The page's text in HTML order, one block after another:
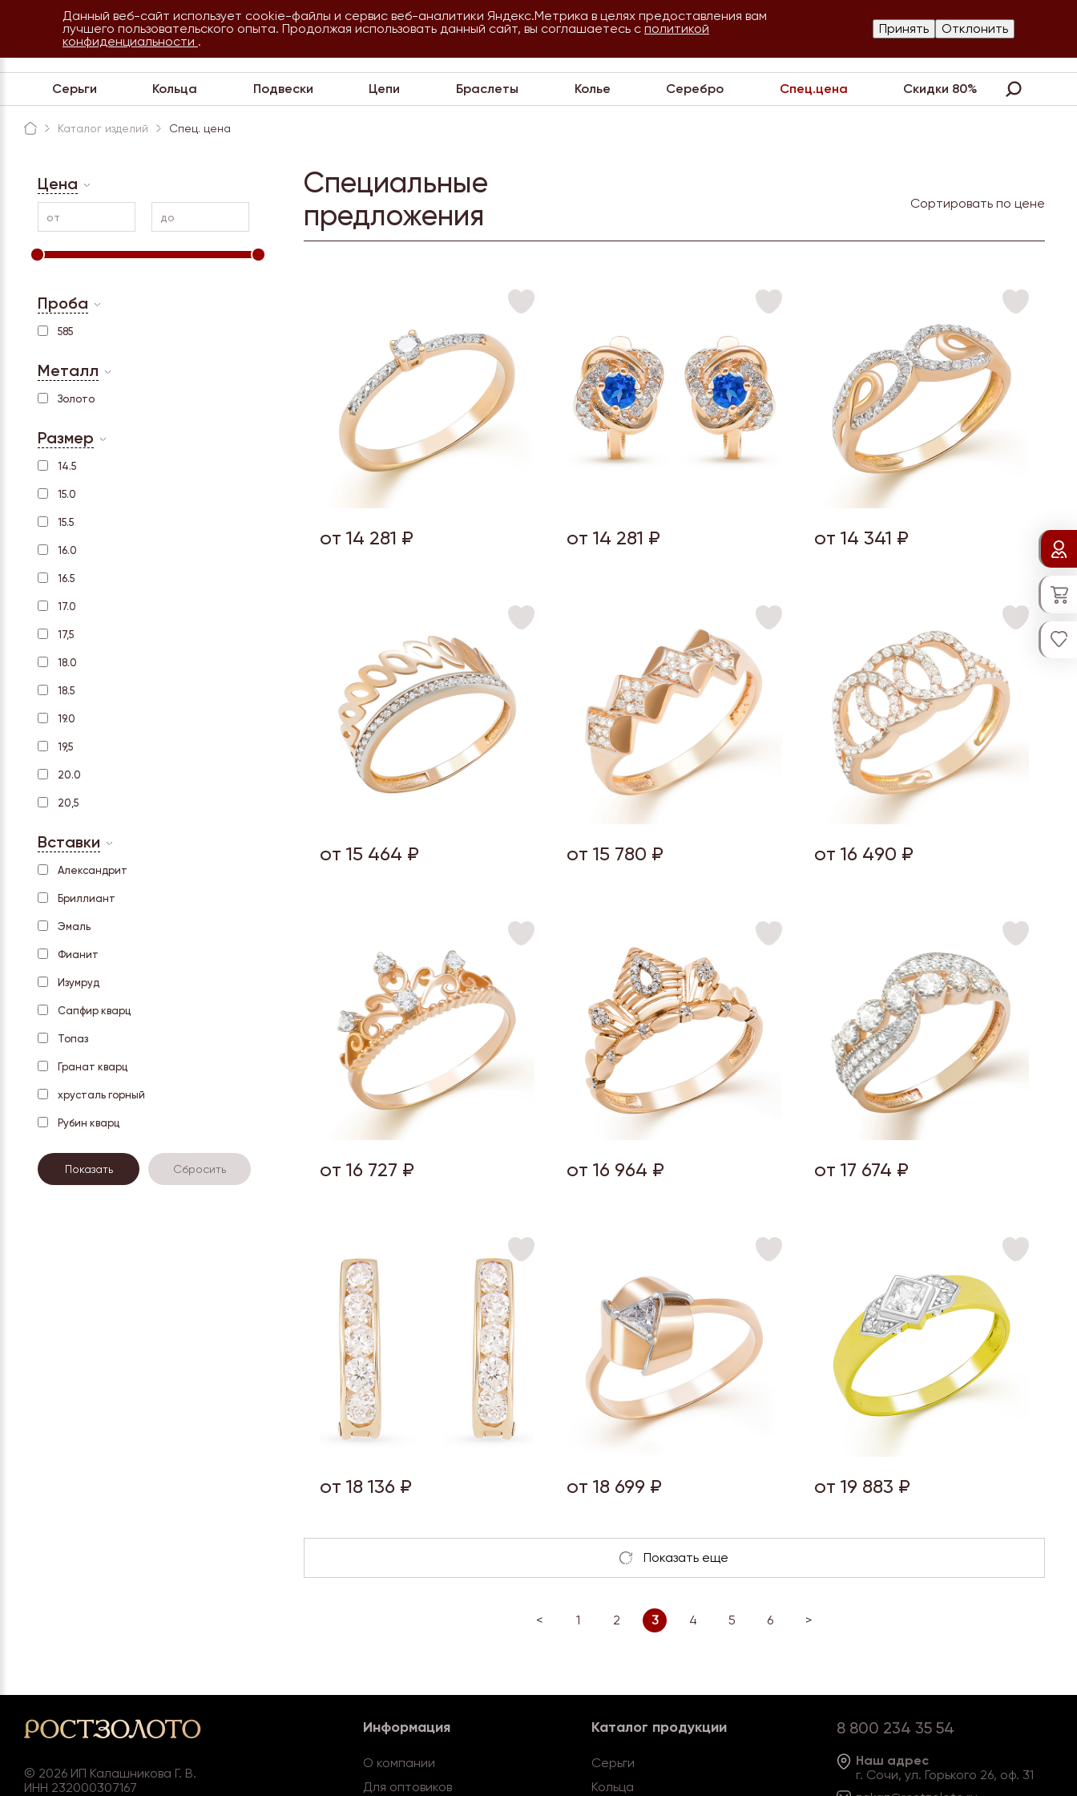
Сочи
8 800 234 35 54
Обратная связь
О
Для
VIP Партнеры Контакты
Серьги Кольца Подвески Цепи Браслеты Колье Серебро Спец.цена Скидки 80%
Каталог изделий Спец. цена
Цена
от до
Проба
585
Металл
Золото
Размер
14.5
15.0
15.5
16.0
16.5
17.0
17,5
18.0
18.5
19.0
19,5
20.0
20,5
Вставки
Александрит
Бриллиант
Эмаль
Фианит
Изумруд
Сапфир кварц
Топаз
Гранат кварц
хрусталь горный
Рубин кварц
Специальные
предложения
Сортировать по цене
от 14 281 ₽ от 14 281 ₽ от 14 341 ₽
от 15 464 ₽ от 15 780 ₽ от 16 490 ₽
от 16 727 ₽ от 16 964 ₽ от 17 674 ₽
от 18 136 ₽ от 18 699 ₽ от 19 883 ₽
< 1 2 3 4 5 6 >
© 2026 ИП Калашникова Г. В.
ИНН 232000307167
Информация
О компании
Для оптовиков
Каталог продукции
Серьги
Кольца
8 800 234 35 54
Наш адрес
г. Сочи, ул. Горького 26, оф. 31
Данный веб-сайт использует cookie-файлы и сервис веб-аналитики Яндекс.Метрика в целях предоставления вам
лучшего пользовательского опыта. Продолжая использовать данный сайт, вы соглашаетесь с политикой
конфиденциальности .
Принять Отклонить